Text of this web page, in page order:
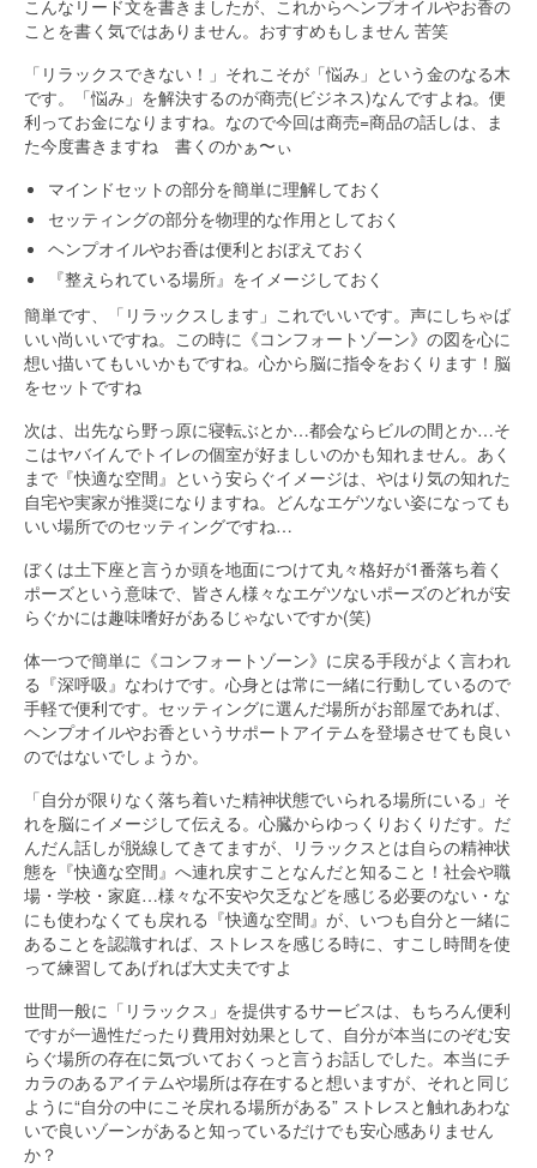
こんなリード文を書きましたが、これからヘンプオイルやお香の
ことを書く気ではありません。おすすめもしません 苦笑
「リラックスできない！」それこそが「悩み」という金のなる木
です。「悩み」を解決するのが商売(ビジネス)なんですよね。便
利ってお金になりますね。なので今回は商売=商品の話しは、ま
た今度書きますね 書くのかぁ〜ぃ
マインドセットの部分を簡単に理解しておく
セッティングの部分を物理的な作用としておく
ヘンプオイルやお香は便利とおぼえておく
『整えられている場所』をイメージしておく
簡単です、「リラックスします」これでいいです。声にしちゃば
いい尚いいですね。この時に《コンフォートゾーン》の図を心に
想い描いてもいいかもですね。心から脳に指令をおくります！脳
をセットですね
次は、出先なら野っ原に寝転ぶとか…都会ならビルの間とか…そ
こはヤバイんでトイレの個室が好ましいのかも知れません。あく
まで『快適な空間』という安らぐイメージは、やはり気の知れた
自宅や実家が推奨になりますね。どんなエゲツない姿になっても
いい場所でのセッティングですね…
ぼくは土下座と言うか頭を地面につけて丸々格好が1番落ち着く
ポーズという意味で、皆さん様々なエゲツないポーズのどれが安
らぐかには趣味嗜好があるじゃないですか(笑)
体一つで簡単に《コンフォートゾーン》に戻る手段がよく言われ
る『深呼吸』なわけです。心身とは常に一緒に行動しているので
手軽で便利です。セッティングに選んだ場所がお部屋であれば、
ヘンプオイルやお香というサポートアイテムを登場させても良い
のではないでしょうか。
「自分が限りなく落ち着いた精神状態でいられる場所にいる」そ
れを脳にイメージして伝える。心臓からゆっくりおくりだす。だ
んだん話しが脱線してきてますが、リラックスとは自らの精神状
態を『快適な空間』へ連れ戻すことなんだと知ること！社会や職
場・学校・家庭…様々な不安や欠乏などを感じる必要のない・な
にも使わなくても戻れる『快適な空間』が、いつも自分と一緒に
あることを認識すれば、ストレスを感じる時に、すこし時間を使
って練習してあげれば大丈夫ですよ
世間一般に「リラックス」を提供するサービスは、もちろん便利
ですが一過性だったり費用対効果として、自分が本当にのぞむ安
らぐ場所の存在に気づいておくっと言うお話しでした。本当にチ
カラのあるアイテムや場所は存在すると想いますが、それと同じ
ように“自分の中にこそ戻れる場所がある” ストレスと触れあわな
いで良いゾーンがあると知っているだけでも安心感ありません
か？